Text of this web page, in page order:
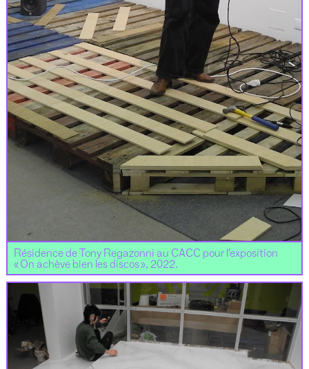
Résidence de Tony Regazonni au CACC pour l’exposition
« On achève bien les discos », 2022.